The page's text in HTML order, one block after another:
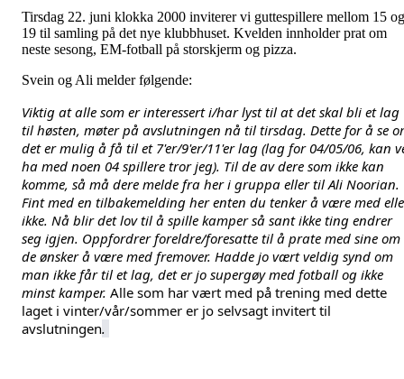
Tirsdag 22. juni klokka 2000 inviterer vi guttespillere mellom 15 og
19 til samling på det nye klubbhuset. Kvelden innholder prat om
neste sesong, EM-fotball på storskjerm og pizza.
Svein og Ali melder følgende:
Viktig at alle som er interessert i/har lyst til at det skal bli et lag
til høsten, møter på avslutningen nå til tirsdag. Dette for å se
det er mulig å få til et 7'er/9'er/11'er lag (lag for 04/05/06, kan
ha med noen 04 spillere tror jeg). Til de av dere som ikke kan
komme, så må dere melde fra her i gruppa eller til Ali Noorian.
Fint med en tilbakemelding her enten du tenker å være med
ikke. Nå blir det lov til å spille kamper så sant ikke ting endrer
seg igjen. Oppfordrer foreldre/foresatte til å prate med sine om
de ønsker å være med fremover. Hadde jo vært veldig synd om
man ikke får til et lag, det er jo supergøy med fotball og ikke
minst kamper. Alle som har vært med på trening med dette
laget i vinter/vår/sommer er jo selvsagt invitert til
avslutningen.